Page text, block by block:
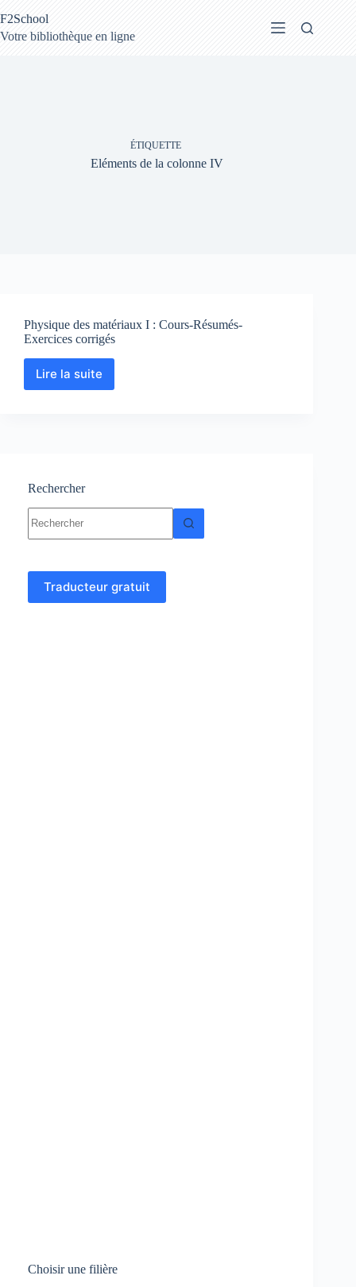
au
contenu
F2School
Votre bibliothèque en ligne
ÉTIQUETTE
Eléments de la colonne IV
Physique des matériaux I : Cours-Résumés-
Exercices corrigés
Lire la suite
Physique
Exercices
Rechercher
résultat
Traducteur gratuit
Choisir une filière